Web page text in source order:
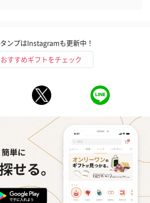
タンプはInstagramも更新中！
おすすめギフトをチェック